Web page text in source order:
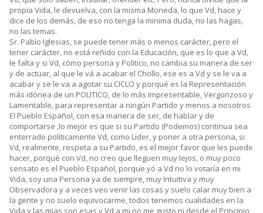
propia Vida, le devuelva, con la misma Moneda, lo que Vd, hace y
dice de los demás, de eso no tenga la minima duda, no las hagas,
no las temas.
Sr. Pablo Iglesias, se puede tener más o menos carácter, pero el
tener carácter, no está reñido con la Educación, que es lo que a Vd,
le falta y si Vd, cómo persona y Politico, no cambia su manera de ser
y de actuar, al que le vá a acabar el Chollo, ese es a Vd y se le va a
acabar y se le va a agotar su CICLO y porqué es la Representación
más idónea de un POLITICO, de lo más Impresentable, Vergonzoso y
Lamentable, para representar a ningún Partido y menos a nosotros
El Pueblo Español, con esa manera de ser, de hablar y de
comportarse ,lo mejor es que si su Partido (Podemos) continua sea
enterrado políticamente Vd, como Lider, y poner a otra persona, si
Vd, realmente, respeta a su Partido, es el mejor favor que les puede
hacer, porqué con Vd, no creo que lleguen muy lejos, o muy poco
sensato es el Pueblo Español, porque yó a Vd no lo votaría en mi
Vida, soy una Persona ya de siempre, muy Intuitiva y muy
Observadora y a veces veo venir las cosas y suelo calar muy bien a
la gente y no suelo equivocarme, todos tenemos cualidades en la
Vida y las mias son esas y Vd a mi no me gusto ni desde el Principio,